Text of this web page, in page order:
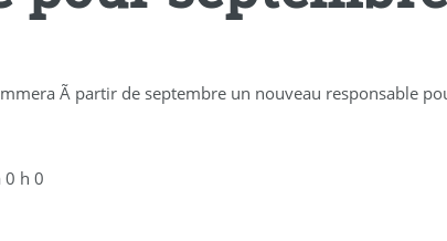
Ã partir de septembre un nouveau responsable
0 h 0